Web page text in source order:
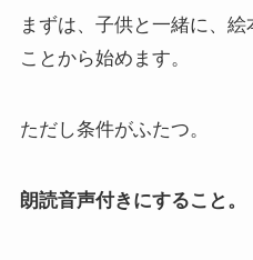
まずは、子供と一緒に、
ことから始めます。
ただし条件がふたつ。
朗読音声付きにすること。